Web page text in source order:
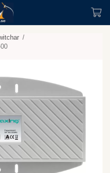
/